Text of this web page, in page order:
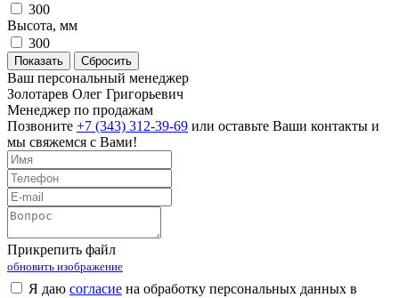
300
Высота, мм
300
Ваш персональный менеджер
Золотарев Олег Григорьевич
Менеджер по продажам
Позвоните +7 (343) 312-39-69 или оставьте Ваши контакты и
мы свяжемся с Вами!
Прикрепить файл
обновить изображение
Я даю согласие на обработку персональных данных в